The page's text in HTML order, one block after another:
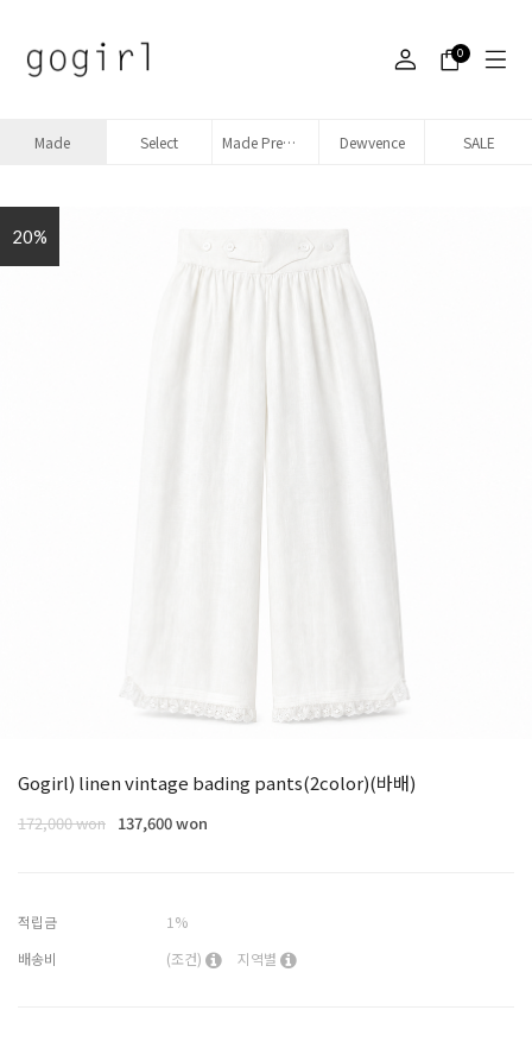
0
Made Select Made Premium denim Dewvence SALE
20%
Gogirl) linen vintage bading pants(2color)(바배)
172,000 won 137,600 won
적립금
1%
배송비
(조건) 지역별